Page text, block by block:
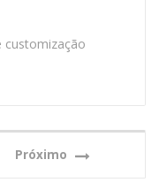
customização
Próximo